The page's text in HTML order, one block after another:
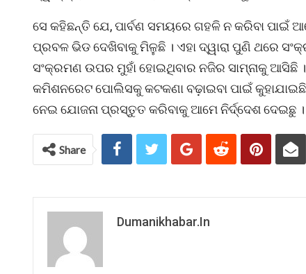
ସେ କହିଛନ୍ତି ଯେ, ପାର୍ବଣ ସମୟରେ ଗହଳି ନ କରିବା ପାଇଁ
ପ୍ରବଳ ଭିଡ ଦେଖିବାକୁ ମିଳୁଛି । ଏହା ଦ୍ୱାରା ପୁଣି ଥରେ
ସଂକ୍ରମଣ ଉପର ମୁହାଁ ହୋଇଥିବାର ନଜିର ସାମ୍ନାକୁ ଆସିଛି
କମିଶନରେଟ ପୋଲିସକୁ କଟକଣା ବଢ଼ାଇବା ପାଇଁ
ନେଇ ଯୋଜନା ପ୍ରସ୍ତୁତ କରିବାକୁ ଆମେ ନିର୍ଦ୍ଦେଶ ଦେଇଛୁ
Share
Dumanikhabar.in